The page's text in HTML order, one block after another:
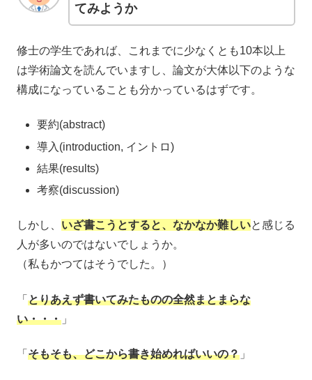
てみようか
修士の学生であれば、これまでに少なくとも10本以上
は学術論文を読んでいますし、論文が大体以下のような
構成になっていることも分かっているはずです。
要約(abstract)
導入(introduction, イントロ)
結果(results)
考察(discussion)
しかし、 いざ書こうとすると、なかなか難しいと感じる
人が多いのではないでしょうか。
（私もかつてはそうでした。）
「 とりあえず書いてみたものの全然まとまらな
い・・・ 」
「 そもそも、どこから書き始めればいいの？ 」